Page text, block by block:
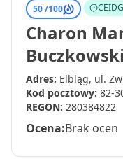
50 /100 CEIDG
Charon
Buczkowski
Adres: Elbląg, ul.
Kod pocztowy: 82-
REGON: 280384822
Ocena:Brak ocen